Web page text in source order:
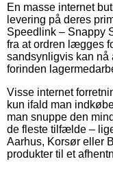
En masse internet
levering på deres
Speedlink – Snappy
fra at ordren lægges
sandsynligvis kan nå
forinden
Visse internet
kun ifald man
man snuppe den
de fleste tilfælde –
Aarhus, Korsør eller
produkter til et